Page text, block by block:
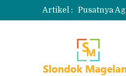
Artikel :
Pusatnya
Produksi
Jual Puyur
Jual Pasir